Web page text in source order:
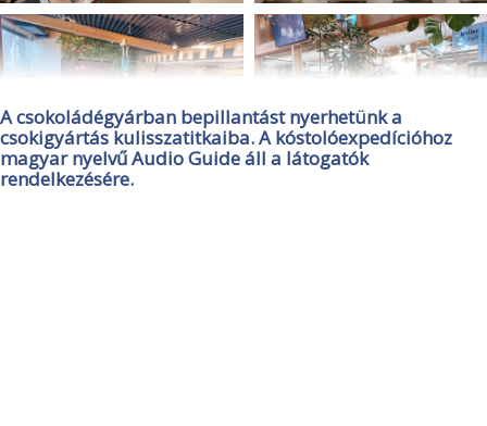
A csokoládégyárban bepillantást nyerhetünk a
csokigyártás kulisszatitkaiba. A kóstolóexpedícióhoz
magyar nyelvű Audio Guide áll a látogatók
rendelkezésére.